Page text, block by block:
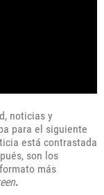
noticias y
para el siguiente
está contrastada
son los
más
.